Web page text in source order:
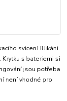
svícení.Blikání
s bateriemi si
jsou potřeba
není vhodné pro